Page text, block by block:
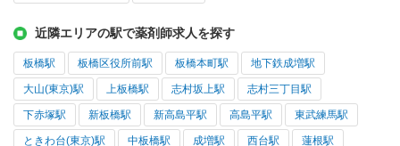
近隣エリアの駅で薬剤師求人を探す
板橋駅 板橋区役所前駅 板橋本町駅 地下鉄成増駅
大山(東京)駅 上板橋駅 志村坂上駅 志村三丁目駅
下赤塚駅 新板橋駅 新高島平駅 高島平駅 東武練馬駅
ときわ台(東京)駅 中板橋駅 成増駅 西台駅 蓮根駅